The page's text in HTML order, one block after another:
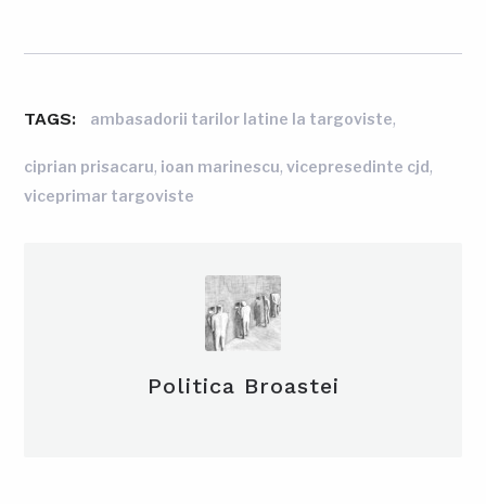
TAGS: ambasadorii tarilor latine la targoviste,
ciprian prisacaru, ioan marinescu,vicepresedinte cjd,
viceprimar targoviste
Politica Broastei